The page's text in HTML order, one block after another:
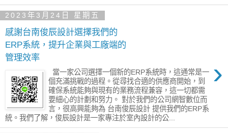
2023年3月24日 星期五
感謝台南俊辰設計選擇我們的
ERP系統，提升企業與工廠端的
管理效率
›
當一家公司選擇一個新的ERP系統時，這通常是一
個充滿挑戰的過程。從尋找合適的供應商開始，到
確保系統能夠與現有的業務流程兼容，這一切都需
要細心的計劃和努力。 對於我們的公司網智數位而
言，很高興能夠為 台南俊辰設計 提供我們的ERP系
統。我們了解，俊辰設計是一家專注於室內設計的公...